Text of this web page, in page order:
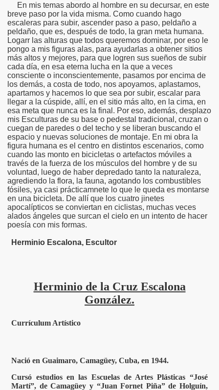
En mis temas abordo al hombre en su decursar, en este
breve paso por la vida misma. Como cuando hago
escaleras para subir, ascender paso a paso, peldaño a
peldaño, que es, después de todo, la gran meta humana.
Logarr las alturas que todos queremos dominar, por eso le
pongo a mis figuras alas, para ayudarlas a obtener sitios
más altos y mejores, para que logren sus sueños de subir
cada día, en esa eterna lucha en la que a veces
consciente o inconscientemente, pasamos por encima de
los demás, a costa de todo, nos apoyamos, aplastamos,
apartamos y hacemos lo que sea por subir, escalar para
llegar a la cúspide, allí, en el sitio más alto, en la cima, en
esa meta que nunca es la final. Por eso, además, desplazo
mis Esculturas de su base o pedestal tradicional, cruzan o
cuegan de paredes o del techo y se liberan buscando el
espacio y nuevas soluciones de montaje. En mi obra la
figura humana es el centro en distintos escenarios, como
cuando las monto en bicicletas o artefactos móviles a
través de la fuerza de los músculos del hombre y de su
voluntad, luego de haber depredado tanto la naturaleza,
agrediendo la flora, la fauna, agotando los combustibles
fósiles, ya casi prácticamnete lo que le queda es montarse
en una bicicleta. De allí que los cuatro jinetes
apocalípticos se conviertan en ciclistas, muchas veces
alados ángeles que surcan el cielo en un intento de hacer
poesía con mis formas.
Herminio Escalona, Escultor
Herminio de la Cruz Escalona
González.
Currículum Artístico
Nació en Guaimaro, Camagüey, Cuba, en 1944.
Cursó estudios en las Escuelas de Artes Plásticas “José
Martí”, de Camagüey y “Juan Fornet Piña” de Holguín,